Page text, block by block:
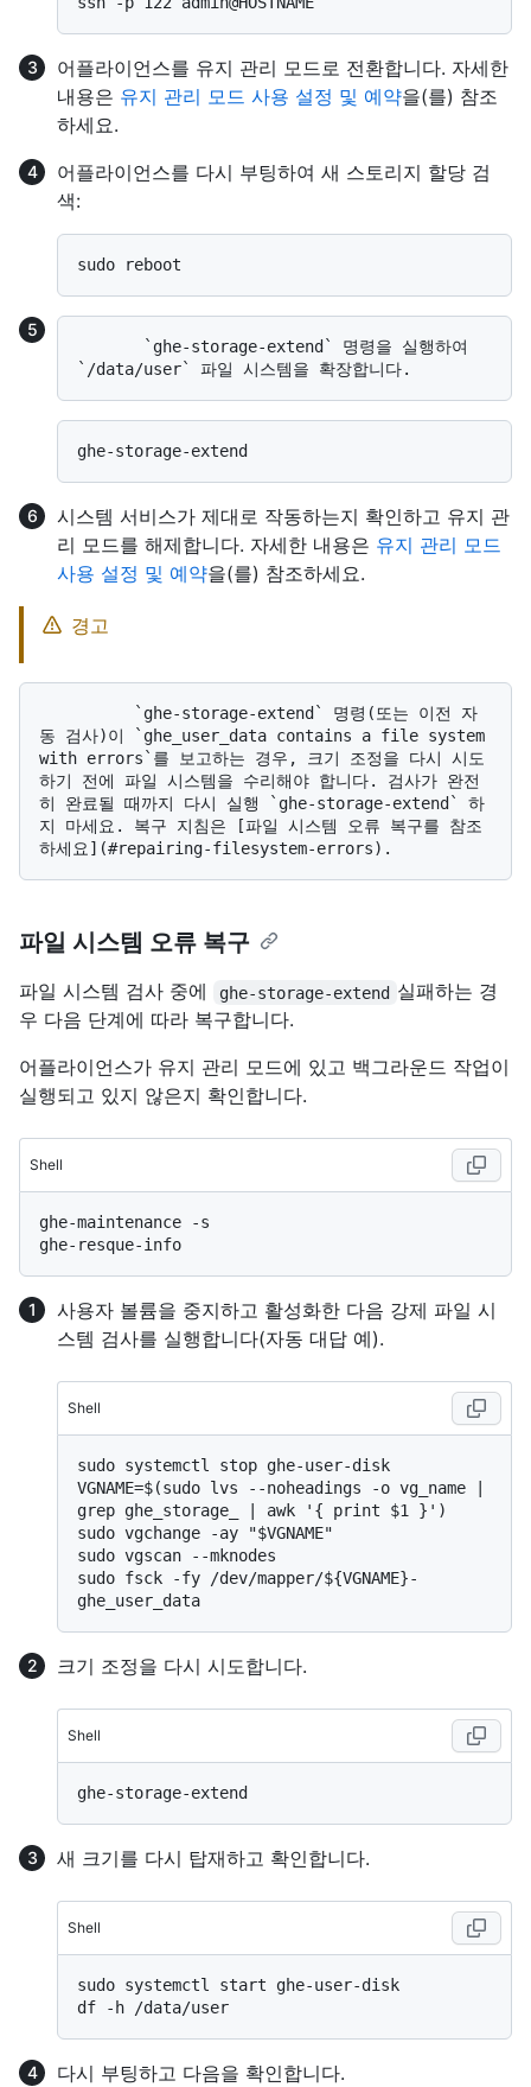
어플라이언스를 유지 관리 모드로 전환합니다. 자세한
내용은 유지 관리 모드 사용 설정 및 예약을(를) 참조
하세요.
어플라이언스를 다시 부팅하여 새 스토리지 할당 검
색:
시스템 서비스가 제대로 작동하는지 확인하고 유지 관
리 모드를 해제합니다. 자세한 내용은 유지 관리 모드
사용 설정 및 예약을(를) 참조하세요.
경고
동 검사)이 `ghe_user_data contains a file system
with errors`를 보고하는 경우, 크기 조정을 다시 시도
하기 전에 파일 시스템을 수리해야 합니다. 검사가 완전
히 완료될 때까지 다시 실행 `ghe-storage-extend` 하
지 마세요. 복구 지침은 [파일 시스템 오류 복구를 참조
파일 시스템 오류 복구
파일 시스템 검사 중에 ghe-storage-extend 실패하는 경
우 다음 단계에 따라 복구합니다.
어플라이언스가 유지 관리 모드에 있고 백그라운드 작업이
실행되고 있지 않은지 확인합니다.
Shell
ghe-maintenance -s
사용자 볼륨을 중지하고 활성화한 다음 강제 파일 시
스템 검사를 실행합니다(자동 대답 예).
Shell
sudo systemctl stop ghe-user-disk
VGNAME=$(sudo lvs --noheadings -o vg_name |
grep ghe_storage_ | awk '{ print $1 }')
sudo vgchange -ay "$VGNAME"
sudo vgscan --mknodes
sudo fsck -fy /dev/mapper/${VGNAME}-
크기 조정을 다시 시도합니다.
Shell
새 크기를 다시 탑재하고 확인합니다.
Shell
sudo systemctl start ghe-user-disk
다시 부팅하고 다음을 확인합니다.